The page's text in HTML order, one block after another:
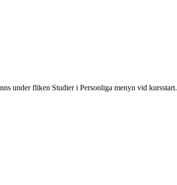
under fliken Studier i Personliga menyn vid kursstart.